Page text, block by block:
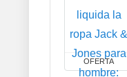
OFERTA